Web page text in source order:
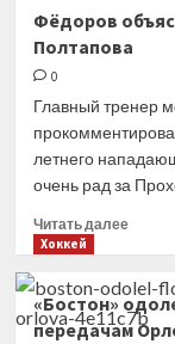
— 2-
1
Дэвид
Фёдоров
Полтапова
0
Главный тренер
летнего
очень рад за
Читать далее
с чем
Хоккей
«Бостон»
передачам